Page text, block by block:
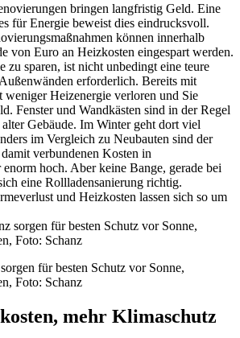
bringen langfristig Geld. Eine
für Energie beweist dies eindrucksvoll.
können innerhalb
von Euro an Heizkosten eingespart werden.
zu sparen, ist nicht unbedingt eine teure
erforderlich. Bereits mit
weniger Heizenergie verloren und Sie
Fenster und Wandkästen sind in der Regel
Gebäude. Im Winter geht dort viel
im Vergleich zu Neubauten sind der
verbundenen Kosten in
hoch. Aber keine Bange, gerade bei
eine Rollladensanierung richtig.
und Heizkosten lassen sich so um
für besten Schutz vor Sonne,
Foto: Schanz
mehr Klimaschutz